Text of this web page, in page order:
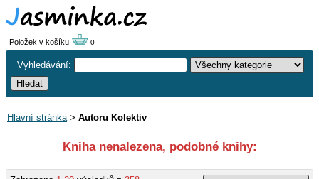
Položek v košíku 0
Vyhledávání:
Hlavní stránka> Autoru Kolektiv
Kniha nenalezena, podobné knihy: